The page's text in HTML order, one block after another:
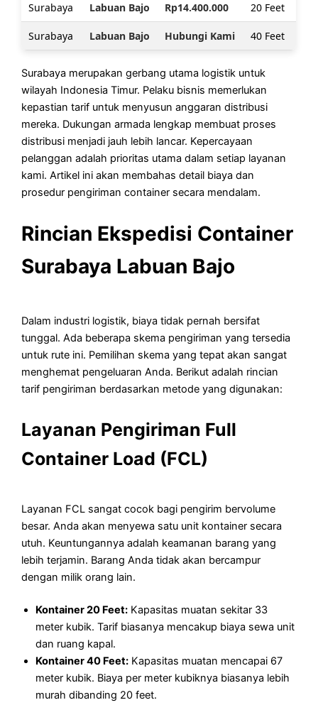
Surabaya Labuan Bajo Rp14.400.000 20 Feet
Surabaya Labuan Bajo Hubungi Kami 40 Feet
Surabaya merupakan gerbang utama logistik untuk
wilayah Indonesia Timur. Pelaku bisnis memerlukan
kepastian tarif untuk menyusun anggaran distribusi
mereka. Dukungan armada lengkap membuat proses
distribusi menjadi jauh lebih lancar. Kepercayaan
pelanggan adalah prioritas utama dalam setiap layanan
kami. Artikel ini akan membahas detail biaya dan
prosedur pengiriman container secara mendalam.
Rincian Ekspedisi Container
Surabaya Labuan Bajo
Dalam industri logistik, biaya tidak pernah bersifat
tunggal. Ada beberapa skema pengiriman yang tersedia
untuk rute ini. Pemilihan skema yang tepat akan sangat
menghemat pengeluaran Anda. Berikut adalah rincian
tarif pengiriman berdasarkan metode yang digunakan:
Layanan Pengiriman Full
Container Load (FCL)
Layanan FCL sangat cocok bagi pengirim bervolume
besar. Anda akan menyewa satu unit kontainer secara
utuh. Keuntungannya adalah keamanan barang yang
lebih terjamin. Barang Anda tidak akan bercampur
dengan milik orang lain.
Kontainer 20 Feet: Kapasitas muatan sekitar 33
meter kubik. Tarif biasanya mencakup biaya sewa unit
dan ruang kapal.
Kontainer 40 Feet: Kapasitas muatan mencapai 67
meter kubik. Biaya per meter kubiknya biasanya lebih
murah dibanding 20 feet.